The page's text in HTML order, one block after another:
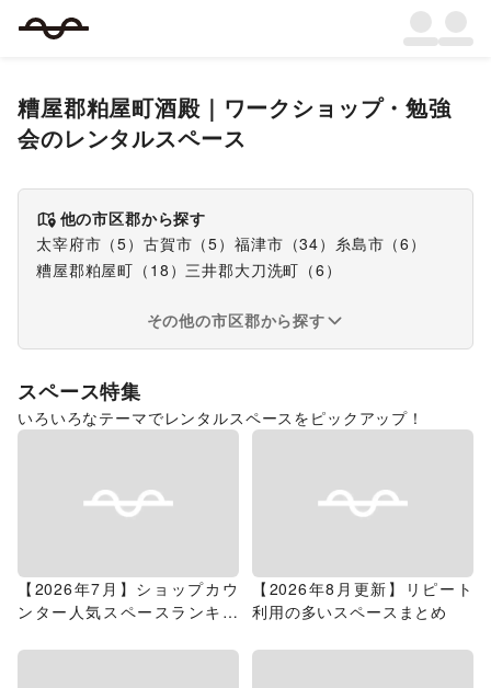
糟屋郡粕屋町酒殿｜ ワークショップ・勉強
会のレンタルスペース
他の市区郡から探す
太宰府市 （5） 古賀市 （5） 福津市 （34） 糸島市 （6 ）
糟屋郡粕屋町 （ 18 ）三井郡大刀洗町 （6 ）
その他の市区郡から探す
スペース特集
いろいろなテーマでレンタルスペースをピックアップ！
【2026年7月】ショップカウ
ンター人気スペースランキン
【2026年8月更新】リピート
利用の多いスペースまとめ